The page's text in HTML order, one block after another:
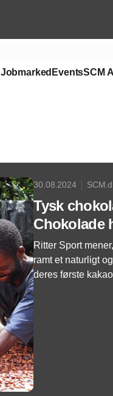
Jobmarked EventsSCM
30.08.2024
Tysk
Chokolade
Ritter Sport
ramt et naturligt
deres første